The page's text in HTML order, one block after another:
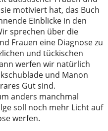
motiviert hat, das Buch
Einblicke in den
sprechen über die
Frauen eine Diagnose zu
und tückischen
werfen wir natürlich
und Manon
Gut sind.
anders manchmal
soll noch mehr Licht auf
werfen.